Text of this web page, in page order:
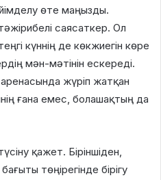
өте маңызды.
саясаткер. Ол
күннің де көкжиегін көре
мән-мәтінін ескереді.
жүріп жатқан
ғана емес, болашақтың да
қажет. Біріншіден,
төңірегінде бірігу